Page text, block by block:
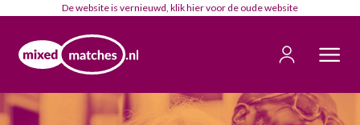
De website is vernieuwd, klikhiervoor de oude website